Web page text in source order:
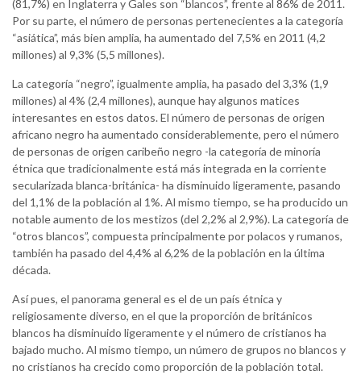
(81,7%) en Inglaterra y Gales son “blancos”, frente al 86% de 2011.
Por su parte, el número de personas pertenecientes a la categoría
“asiática”, más bien amplia, ha aumentado del 7,5% en 2011 (4,2
millones) al 9,3% (5,5 millones).
La categoría “negro”, igualmente amplia, ha pasado del 3,3% (1,9
millones) al 4% (2,4 millones), aunque hay algunos matices
interesantes en estos datos. El número de personas de origen
africano negro ha aumentado considerablemente, pero el número
de personas de origen caribeño negro -la categoría de minoría
étnica que tradicionalmente está más integrada en la corriente
secularizada blanca-británica- ha disminuido ligeramente, pasando
del 1,1% de la población al 1%. Al mismo tiempo, se ha producido un
notable aumento de los mestizos (del 2,2% al 2,9%). La categoría de
“otros blancos”, compuesta principalmente por polacos y rumanos,
también ha pasado del 4,4% al 6,2% de la población en la última
década.
Así pues, el panorama general es el de un país étnica y
religiosamente diverso, en el que la proporción de británicos
blancos ha disminuido ligeramente y el número de cristianos ha
bajado mucho. Al mismo tiempo, un número de grupos no blancos y
no cristianos ha crecido como proporción de la población total.